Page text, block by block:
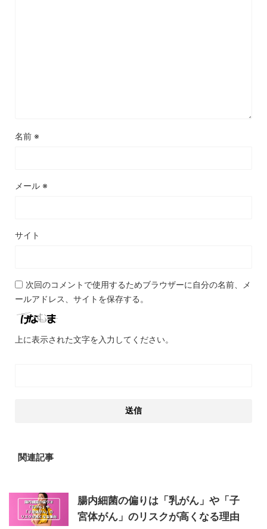
名前 ※
メール ※
サイト
次回のコメントで使用するためブラウザーに自分の名前、メ
ールアドレス、サイトを保存する。
上に表示された文字を入力してください。
関連記事
腸内細菌の偏りは「乳がん」や「子
宮体がん」のリスクが高くなる理由